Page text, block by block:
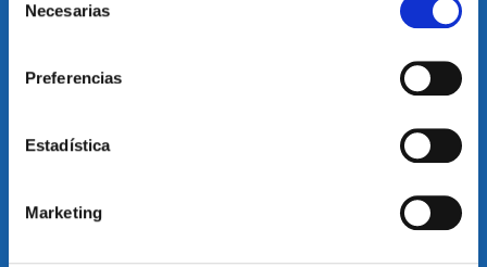
Necesarias
Preferencias
Estadística
Marketing
Volver arriba
Suscríbete a nuestro newsletter y no te pierdas las últimas